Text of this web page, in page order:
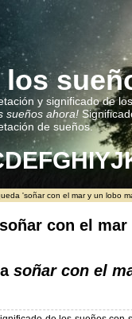
y significado de
sueños ahora!
de sueños.
DEFGHIYJ
'soñar con el mar y un lobo
con el mar
soñar con el